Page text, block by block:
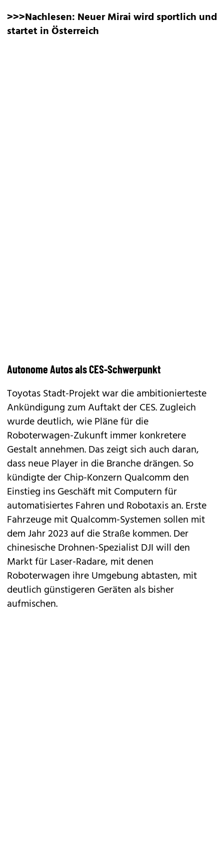
>>>Nachlesen: Neuer Mirai wird sportlich und
startet in Österreich
Autonome Autos als CES-Schwerpunkt
Toyotas Stadt-Projekt war die ambitionierteste
Ankündigung zum Auftakt der CES. Zugleich
wurde deutlich, wie Pläne für die
Roboterwagen-Zukunft immer konkretere
Gestalt annehmen. Das zeigt sich auch daran,
dass neue Player in die Branche drängen. So
kündigte der Chip-Konzern Qualcomm den
Einstieg ins Geschäft mit Computern für
automatisiertes Fahren und Robotaxis an. Erste
Fahrzeuge mit Qualcomm-Systemen sollen mit
dem Jahr 2023 auf die Straße kommen. Der
chinesische Drohnen-Spezialist DJI will den
Markt für Laser-Radare, mit denen
Roboterwagen ihre Umgebung abtasten, mit
deutlich günstigeren Geräten als bisher
aufmischen.